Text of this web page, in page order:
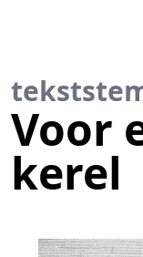
Voor
kerel